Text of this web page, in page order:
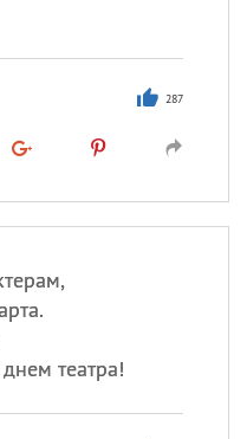
287
театра!